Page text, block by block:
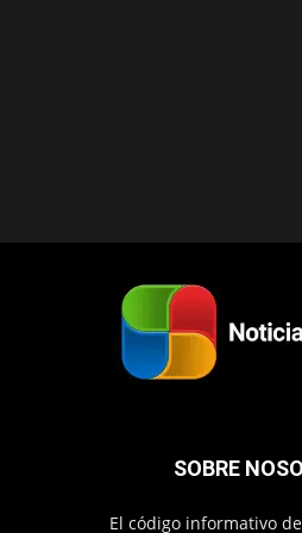
SOBRE
El código informativo